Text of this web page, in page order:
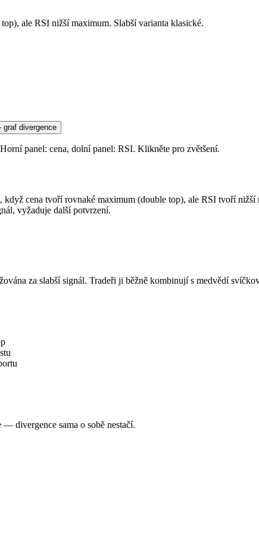
ale RSI nižší maximum. Slabší varianta klasické.
panel: cena, dolní panel: RSI. Klikněte pro zvětšení.
když cena tvoří rovnaké maximum (double top), ale RSI tvoří
vyžaduje další potvrzení.
za slabší signál. Tradeři ji běžně kombinují s medvědí
divergence sama o sobě nestačí.